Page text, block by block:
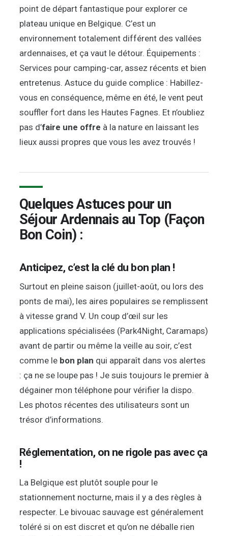
point de départ fantastique pour explorer ce
plateau unique en Belgique. C’est un
environnement totalement différent des vallées
ardennaises, et ça vaut le détour. Équipements :
Services pour camping-car, assez récents et bien
entretenus. Astuce du guide complice : Habillez-
vous en conséquence, même en été, le vent peut
souffler fort dans les Hautes Fagnes. Et n’oubliez
pas d’faire une offre à la nature en laissant les
lieux aussi propres que vous les avez trouvés !
Quelques Astuces pour un
Séjour Ardennais au Top (Façon
Bon Coin) :
Anticipez, c’est la clé du bon plan !
Surtout en pleine saison (juillet-août, ou lors des
ponts de mai), les aires populaires se remplissent
à vitesse grand V. Un coup d’œil sur les
applications spécialisées (Park4Night, Caramaps)
avant de partir ou même la veille au soir, c’est
comme le bon plan qui apparaît dans vos alertes
: ça ne se loupe pas ! Je suis toujours le premier à
dégainer mon téléphone pour vérifier la dispo.
Les photos récentes des utilisateurs sont un
trésor d’informations.
Réglementation, on ne rigole pas avec ça
!
La Belgique est plutôt souple pour le
stationnement nocturne, mais il y a des règles à
respecter. Le bivouac sauvage est généralement
toléré si on est discret et qu’on ne déballe rien